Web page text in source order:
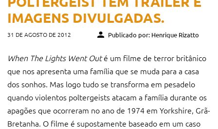
IMAGENS DIVULGADAS.
31 DE AGOSTO DE 2012 Publicado por: Henrique Rizatto
When The Lights Went Outé um filme de terror britânico
que nos apresenta uma família que se muda para a casa
dos sonhos. Mas logo tudo se transforma em pesadelo
quando violentos poltergeists atacam a família durante os
apagões que ocorreram no ano de 1974 em Yorkshire, Grã-
Bretanha. O filme é supostamente baseado em um caso